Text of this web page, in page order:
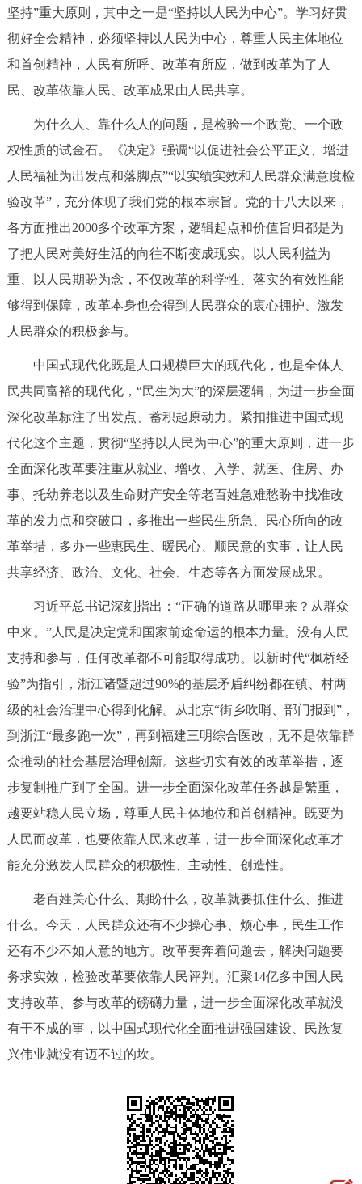
12345网上接诉即办 我要咨询 我要建议
参与调查 在线访谈 图说互动
北京概况 十六区概览 人文北京
绿色北京 图说北京 视频北京
多语种
ENGLISH 한국어 日本語
DEUTSCH
ESPAÑOL العربية PORTUGUÊS
ITALIANO
回到顶部
坚持”重大原则，其中之一是“坚持以人民为中心”。学习好贯
彻好全会精神，必须坚持以人民为中心，尊重人民主体地位
和首创精神，人民有所呼、改革有所应，做到改革为了人
民、改革依靠人民、改革成果由人民共享。
为什么人、靠什么人的问题，是检验一个政党、一个政
权性质的试金石。《决定》强调“以促进社会公平正义、增进
人民福祉为出发点和落脚点”“以实绩实效和人民群众满意度检
验改革”，充分体现了我们党的根本宗旨。党的十八大以来，
各方面推出2000多个改革方案，逻辑起点和价值旨归都是为
了把人民对美好生活的向往不断变成现实。以人民利益为
重、以人民期盼为念，不仅改革的科学性、落实的有效性能
够得到保障，改革本身也会得到人民群众的衷心拥护、激发
人民群众的积极参与。
中国式现代化既是人口规模巨大的现代化，也是全体人
民共同富裕的现代化，“民生为大”的深层逻辑，为进一步全面
深化改革标注了出发点、蓄积起原动力。紧扣推进中国式现
代化这个主题，贯彻“坚持以人民为中心”的重大原则，进一步
全面深化改革要注重从就业、增收、入学、就医、住房、办
事、托幼养老以及生命财产安全等老百姓急难愁盼中找准改
革的发力点和突破口，多推出一些民生所急、民心所向的改
革举措，多办一些惠民生、暖民心、顺民意的实事，让人民
共享经济、政治、文化、社会、生态等各方面发展成果。
习近平总书记深刻指出：“正确的道路从哪里来？从群众
中来。”人民是决定党和国家前途命运的根本力量。没有人民
支持和参与，任何改革都不可能取得成功。以新时代“枫桥经
验”为指引，浙江诸暨超过90%的基层矛盾纠纷都在镇、村两
级的社会治理中心得到化解。从北京“街乡吹哨、部门报到”，
到浙江“最多跑一次”，再到福建三明综合医改，无不是依靠群
众推动的社会基层治理创新。这些切实有效的改革举措，逐
步复制推广到了全国。进一步全面深化改革任务越是繁重，
越要站稳人民立场，尊重人民主体地位和首创精神。既要为
人民而改革，也要依靠人民来改革，进一步全面深化改革才
能充分激发人民群众的积极性、主动性、创造性。
老百姓关心什么、期盼什么，改革就要抓住什么、推进
什么。今天，人民群众还有不少操心事、烦心事，民生工作
还有不少不如人意的地方。改革要奔着问题去，解决问题要
务求实效，检验改革要依靠人民评判。汇聚14亿多中国人民
支持改革、参与改革的磅礴力量，进一步全面深化改革就没
有干不成的事，以中国式现代化全面推进强国建设、民族复
兴伟业就没有迈不过的坎。